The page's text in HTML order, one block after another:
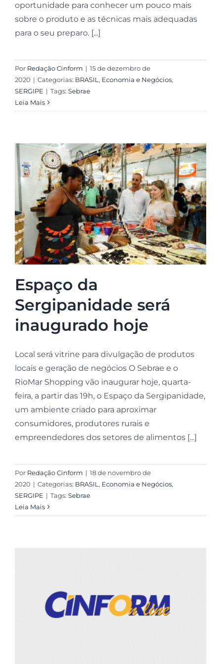
oportunidade para conhecer um pouco mais
sobre o produto e as técnicas mais adequadas
para o seu preparo. [...]
Por Redação Cinform | 15 de dezembro de
2020 | Categorias: BRASIL , Economia e Negócios,
SERGIPE | Tags: Sebrae
Leia Mais
Espaço da
Sergipanidade será
inaugurado hoje
Local será vitrine para divulgação de produtos
locais e geração de negócios O Sebrae e o
RioMar Shopping vão inaugurar hoje, quarta-
feira, a partir das 19h, o Espaço da Sergipanidade,
um ambiente criado para aproximar
consumidores, produtores rurais e
empreendedores dos setores de alimentos [...]
Por Redação Cinform | 18 de novembro de
2020 | Categorias: BRASIL , Economia e Negócios,
SERGIPE | Tags: Sebrae
Leia Mais